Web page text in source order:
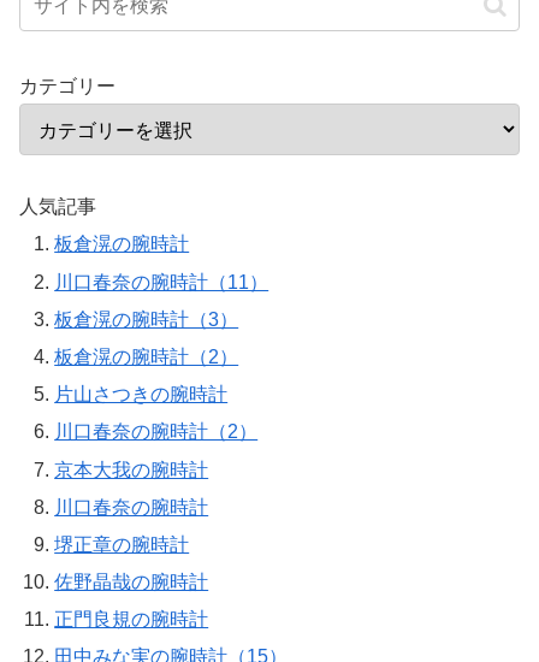
カテゴリー
人気記事
板倉滉の腕時計
川口春奈の腕時計（11）
板倉滉の腕時計（3）
板倉滉の腕時計（2）
片山さつきの腕時計
川口春奈の腕時計（2）
京本大我の腕時計
川口春奈の腕時計
堺正章の腕時計
佐野晶哉の腕時計
正門良規の腕時計
田中みな実の腕時計（15）